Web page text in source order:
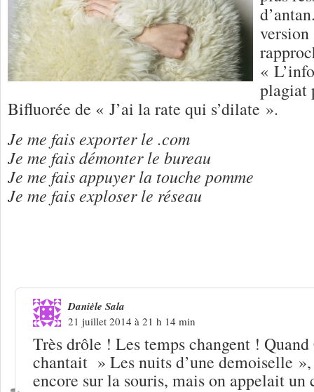
version
«
plagiat
Bifluorée de « J’ai la rate qui s’dilate ».
Je me fais exporter le .com
Je me fais démonter le bureau
Je me fais appuyer la touche pomme
Je me fais exploser le réseau
Danièle Sala
21 juillet 2014 à 21 h 14 min
Très drôle ! Les temps changent !
chantait » Les nuits d’une demoiselle
encore sur la souris, mais on appelait un